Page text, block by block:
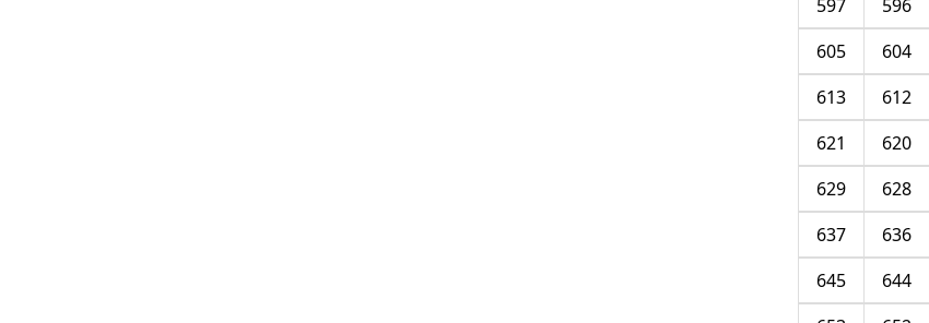
596
597
604
605
612
613
620
621
628
629
636
637
644
645